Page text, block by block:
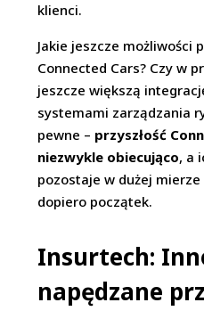
klienci.
Jakie jeszcze możliwości
Connected Cars? Czy w
jeszcze większą
systemami zarządzania
pewne – przyszłość
niezwykle obiecująco, a
pozostaje w dużej
dopiero początek.
Insurtech:
napędzane